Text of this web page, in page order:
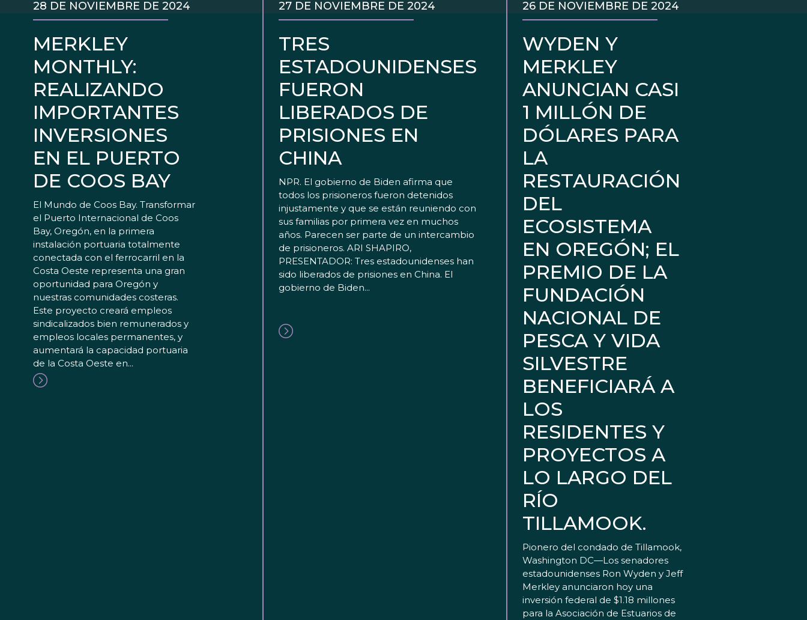
MERKLEY
MONTHLY:
REALIZANDO
IMPORTANTES
INVERSIONES
EN EL PUERTO
DE COOS BAY
28 DE NOVIEMBRE DE 2024
El Mundo de Coos Bay. Transformar
el Puerto Internacional de Coos
Bay, Oregón, en la primera
instalación portuaria totalmente
conectada con el ferrocarril en la
Costa Oeste representa una gran
oportunidad para Oregón y
nuestras comunidades costeras.
Este proyecto creará empleos
sindicalizados bien remunerados y
empleos locales permanentes, y
aumentará la capacidad portuaria
de la Costa Oeste en...
TRES
ESTADOUNIDENSES
FUERON
LIBERADOS DE
PRISIONES EN
CHINA
27 DE NOVIEMBRE DE 2024
NPR. El gobierno de Biden afirma que
todos los prisioneros fueron detenidos
injustamente y que se están reuniendo con
sus familias por primera vez en muchos
años. Parecen ser parte de un intercambio
de prisioneros. ARI SHAPIRO,
PRESENTADOR: Tres estadounidenses han
sido liberados de prisiones en China. El
gobierno de Biden...
WYDEN Y
MERKLEY
ANUNCIAN CASI
1 MILLÓN DE
DÓLARES PARA
LA
RESTAURACIÓN
DEL
ECOSISTEMA
EN OREGÓN; EL
PREMIO DE LA
FUNDACIÓN
NACIONAL DE
PESCA Y VIDA
SILVESTRE
BENEFICIARÁ A
LOS
RESIDENTES Y
PROYECTOS A
LO LARGO DEL
RÍO
TILLAMOOK.
26 DE NOVIEMBRE DE 2024
Pionero del condado de Tillamook,
Washington DC—Los senadores
estadounidenses Ron Wyden y Jeff
Merkley anunciaron hoy una
inversión federal de $1.18 millones
para la Asociación de Estuarios de